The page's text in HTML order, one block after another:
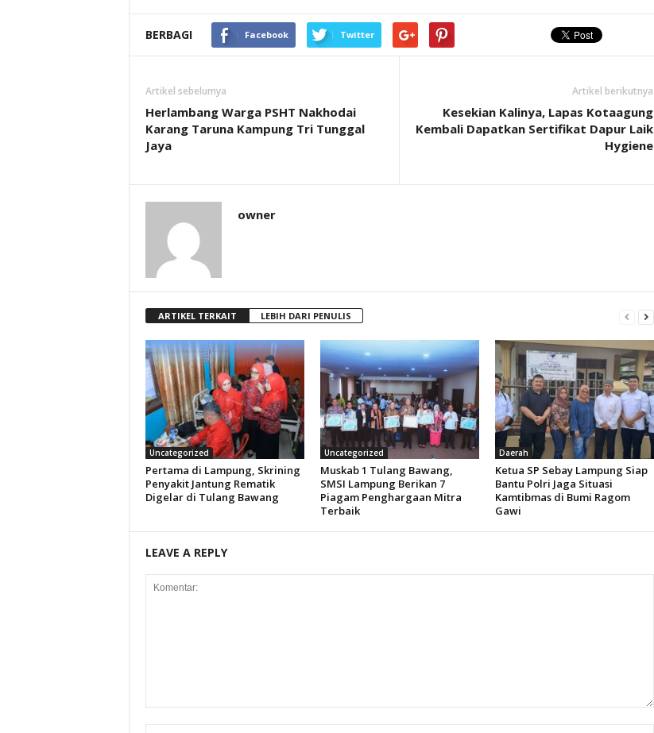
BERBAGI Facebook Twitter
Artikel sebelumya
Herlambang Warga PSHT Nakhodai
Karang Taruna Kampung Tri Tunggal
Jaya
Artikel berikutnya
Kesekian Kalinya, Lapas Kotaagung
Kembali Dapatkan Sertifikat Dapur Laik
Hygiene
owner
ARTIKEL TERKAIT LEBIH DARI PENULIS
Uncategorized
Pertama di Lampung, Skrining
Penyakit Jantung Rematik
Digelar di Tulang Bawang
Uncategorized
Muskab 1 Tulang Bawang,
SMSI Lampung Berikan 7
Piagam Penghargaan Mitra
Terbaik
Daerah
Ketua SP Sebay Lampung Siap
Bantu Polri Jaga Situasi
Kamtibmas di Bumi Ragom
Gawi
LEAVE A REPLY